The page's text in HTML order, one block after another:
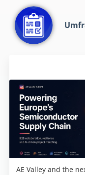
AE Valley and the